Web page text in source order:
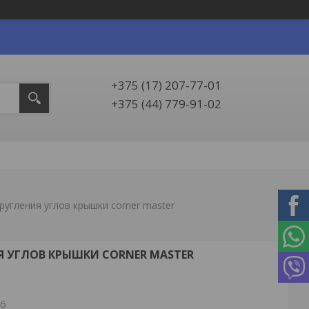
+375 (17) 207-77-01
+375 (44) 779-91-02
углов крышки corner master
КРЫШКИ CORNER MASTER